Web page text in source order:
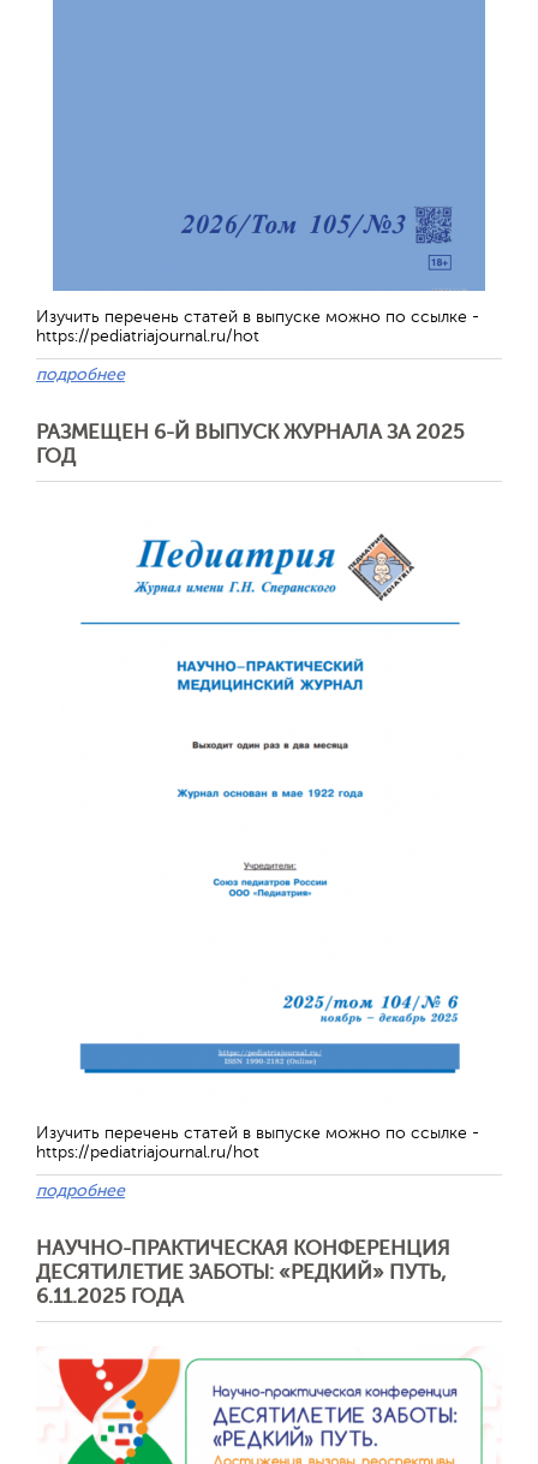
Изучить перечень статей в выпуске можно по ссылке -
https://pediatriajournal.ru/hot
подробнее
РАЗМЕЩЕН 6-Й ВЫПУСК ЖУРНАЛА ЗА 2025
ГОД
Изучить перечень статей в выпуске можно по ссылке -
https://pediatriajournal.ru/hot
подробнее
НАУЧНО-ПРАКТИЧЕСКАЯ КОНФЕРЕНЦИЯ
ДЕСЯТИЛЕТИЕ ЗАБОТЫ: «РЕДКИЙ» ПУТЬ,
6.11.2025 ГОДА